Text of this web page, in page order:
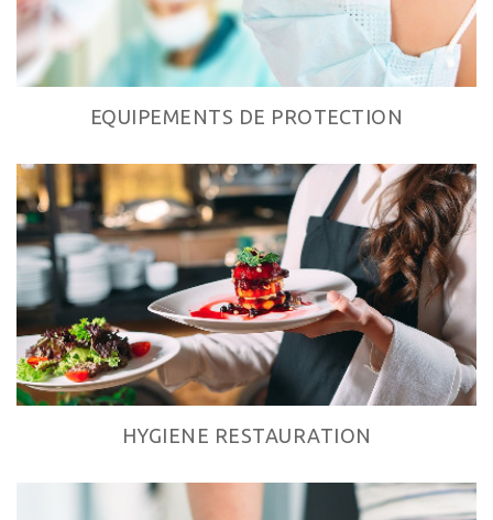
EQUIPEMENTS DE PROTECTION
HYGIENE RESTAURATION